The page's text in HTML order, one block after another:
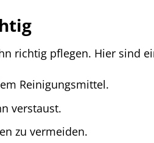
richtig pflegen. Hier sind
Reinigungsmittel.
verstaust.
zu vermeiden.